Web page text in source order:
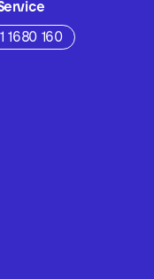
1680 160